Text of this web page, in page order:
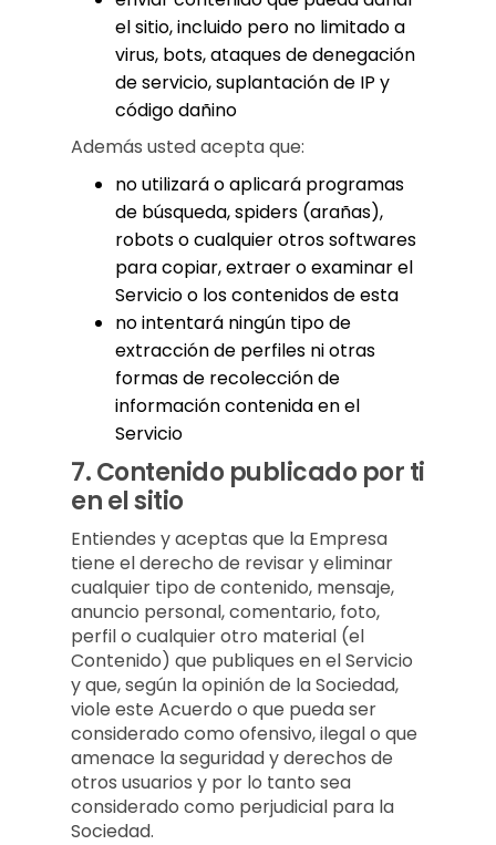
el sitio, incluido pero no limitado a
virus, bots, ataques de denegación
de servicio, suplantación de IP y
código dañino
Además usted acepta que:
no utilizará o aplicará programas
de búsqueda, spiders (arañas),
robots o cualquier otros softwares
para copiar, extraer o examinar el
Servicio o los contenidos de esta
no intentará ningún tipo de
extracción de perfiles ni otras
formas de recolección de
información contenida en el
Servicio
7.Contenido publicado por ti
en el sitio
Entiendes y aceptas que la Empresa
tiene el derecho de revisar y eliminar
cualquier tipo de contenido, mensaje,
anuncio personal, comentario, foto,
perfil o cualquier otro material (el
Contenido) que publiques en el Servicio
y que, según la opinión de la Sociedad,
viole este Acuerdo o que pueda ser
considerado como ofensivo, ilegal o que
amenace la seguridad y derechos de
otros usuarios y por lo tanto sea
considerado como perjudicial para la
Sociedad.